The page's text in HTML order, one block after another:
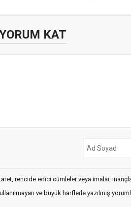
KAT
rencide edici cümleler veya imalar,
ve büyük harflerle yazılmış